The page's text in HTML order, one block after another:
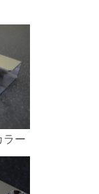
ラー